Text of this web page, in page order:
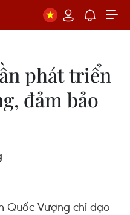
phát triển
đảm bảo
Quốc Vượng chỉ đạo